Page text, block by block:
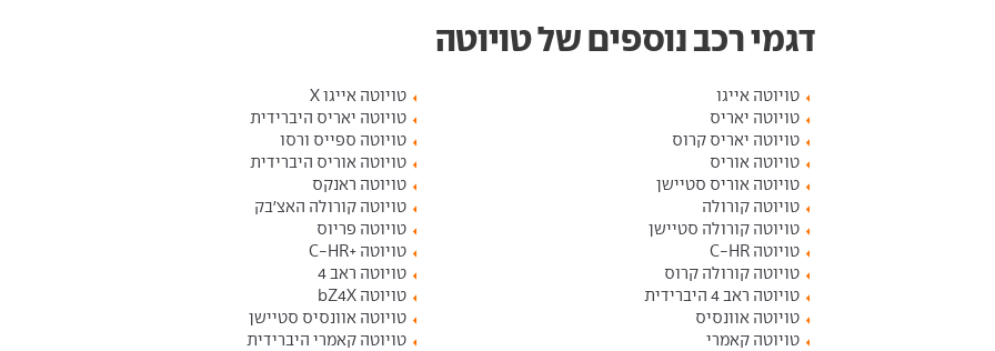
דגמי רכב נוספים של טויוטה
טויוטה אייגו
טויוטה אייגו X
טויוטה יאריס
טויוטה יאריס היברידית
טויוטה יאריס קרוס
טויוטה ספייס ורסו
טויוטה אוריס
טויוטה אוריס היברידית
טויוטה אוריס סטיישן
טויוטה ראנקס
טויוטה קורולה
טויוטה קורולה האצ'בק
טויוטה קורולה סטיישן
טויוטה פריוס
טויוטה C-HR
טויוטה +C-HR
טויוטה קורולה קרוס
טויוטה ראב 4
טויוטה ראב 4 היברידית
טויוטה bZ4X
טויוטה אוונסיס
טויוטה אוונסיס סטיישן
טויוטה קאמרי
טויוטה קאמרי היברידית